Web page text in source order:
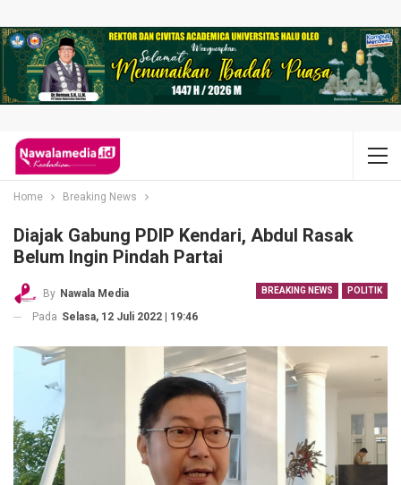
Home Breaking News
Diajak Gabung PDIP Kendari, Abdul Rasak
Belum Ingin Pindah Partai
BREAKING NEWS POLITIK
By Nawala Media
Pada Selasa, 12 Juli 2022 | 19:46